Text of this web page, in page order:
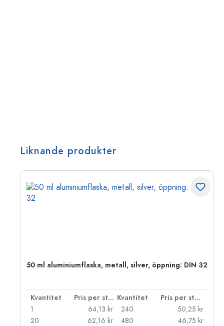
Liknande produkter
50 ml aluminiumflaska, metall, silver, öppning: DIN 32
Kvantitet Pris per styck Kvantitet
Pris per styck
1
64,13 kr
20
62,16 kr
240
50,25 kr
480
46,75 kr